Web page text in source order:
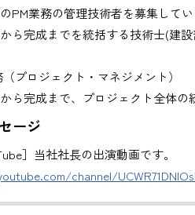
PM業務の管理技術者を募集してい
ら完成までを統括する技術士(建
プロジェクト・マネジメント）
ら完成まで、プロジェクト全体の
ジュール・事業費・リスクの管理
計・施工フェーズの統合管理
・住民・行政との合意形成支援
に関する意思決定支援・成果評価
ージ
］当社社長の出演動画です。
channel/